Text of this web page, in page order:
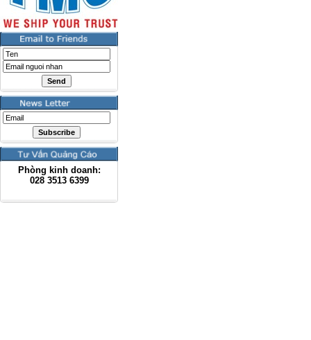
Phòng kinh doanh:
028 3513 6399